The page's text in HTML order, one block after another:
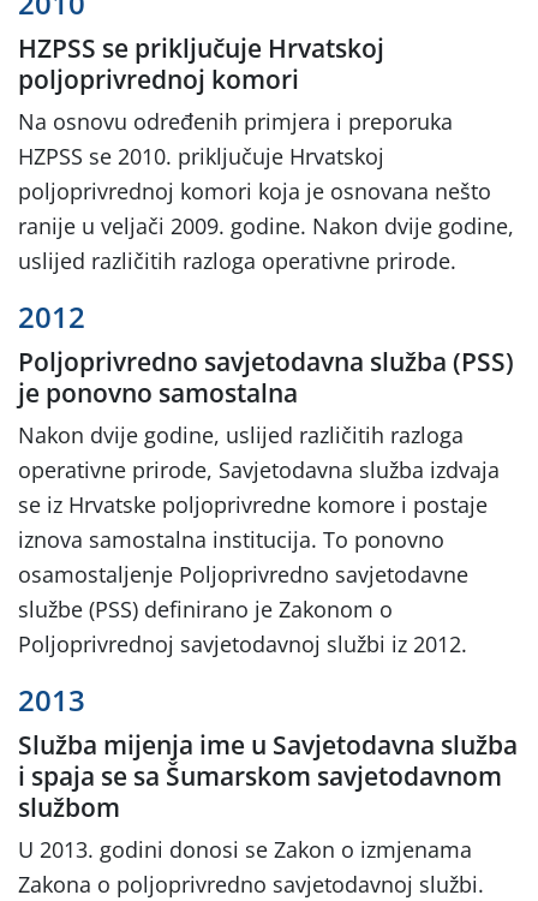
HZPSS se priključuje Hrvatskoj
poljoprivrednoj komori
Na osnovu određenih primjera i preporuka
HZPSS se 2010. priključuje Hrvatskoj
poljoprivrednoj komori koja je osnovana nešto
ranije u veljači 2009. godine. Nakon dvije godine,
uslijed različitih razloga operativne prirode.
2012
Poljoprivredno savjetodavna služba (PSS)
je ponovno samostalna
Nakon dvije godine, uslijed različitih razloga
operativne prirode, Savjetodavna služba izdvaja
se iz Hrvatske poljoprivredne komore i postaje
iznova samostalna institucija. To ponovno
osamostaljenje Poljoprivredno savjetodavne
službe (PSS) definirano je Zakonom o
Poljoprivrednoj savjetodavnoj službi iz 2012.
2013
Služba mijenja ime u Savjetodavna služba
i spaja se sa Šumarskom savjetodavnom
službom
U 2013. godini donosi se Zakon o izmjenama
Zakona o poljoprivredno savjetodavnoj službi.